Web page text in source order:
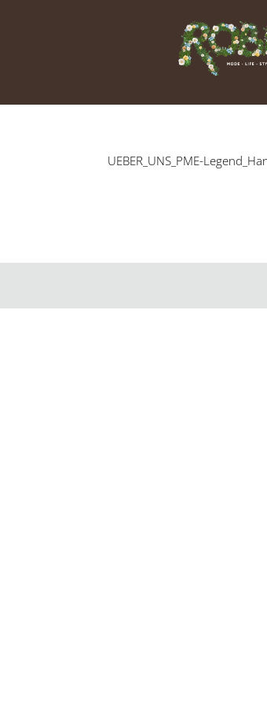
UEBER_UNS_PME-